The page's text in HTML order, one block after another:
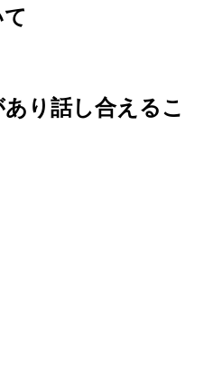
り話し合えるこ